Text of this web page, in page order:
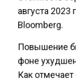
августа
Bloomberg.
Повышение
фоне
Как